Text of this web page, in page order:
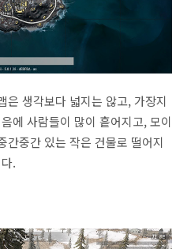
은 생각보다 넓지는 않고, 가장지
에 사람들이 많이 흩어지고, 모이
간중간 있는 작은 건물로 떨어지
.